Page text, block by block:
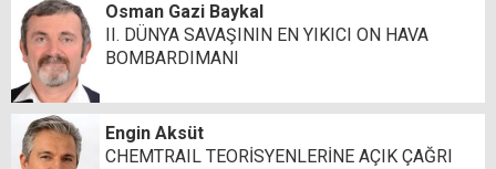
Osman Gazi Baykal
II. DÜNYA SAVAŞININ EN YIKICI ON HAVA
BOMBARDIMANI
Engin Aksüt
CHEMTRAIL TEORİSYENLERİNE AÇIK ÇAĞRI